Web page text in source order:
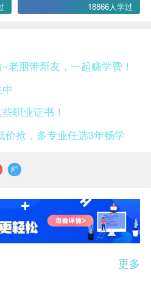
18866人学过
老朋带新友，一起赚学费！
职业证书！
价抢，多专业任选3年畅学
更多